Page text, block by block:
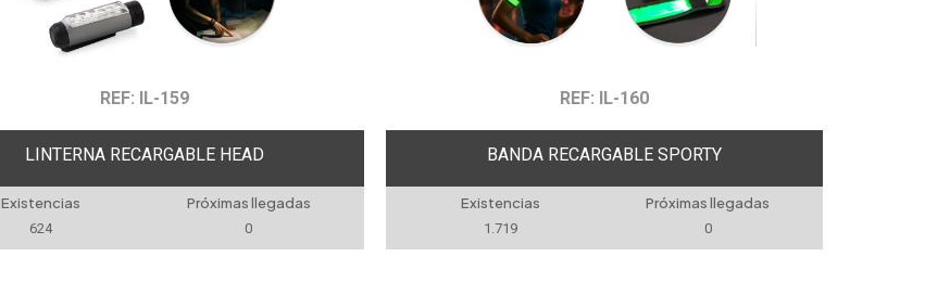
REF: IL-159
LINTERNA RECARGABLE HEAD
Existencias
624
Próximas llegadas
0
REF: IL-160
BANDA RECARGABLE SPORTY
Existencias
1.719
Próximas llegadas
0